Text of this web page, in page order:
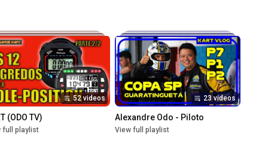
52 videos
(ODO TV)
full playlist
23 videos
Alexandre Odo - Piloto
View full playlist